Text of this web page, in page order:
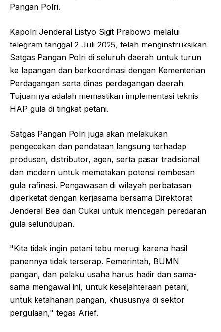
Pangan Polri.
Kapolri Jenderal Listyo Sigit Prabowo melalui
telegram tanggal 2 Juli 2025, telah menginstruksikan
Satgas Pangan Polri di seluruh daerah untuk turun
ke lapangan dan berkoordinasi dengan Kementerian
Perdagangan serta dinas perdagangan daerah.
Tujuannya adalah memastikan implementasi teknis
HAP gula di tingkat petani.
Satgas Pangan Polri juga akan melakukan
pengecekan dan pendataan langsung terhadap
produsen, distributor, agen, serta pasar tradisional
dan modern untuk memetakan potensi rembesan
gula rafinasi. Pengawasan di wilayah perbatasan
diperketat dengan kerjasama bersama Direktorat
Jenderal Bea dan Cukai untuk mencegah peredaran
gula selundupan.
"Kita tidak ingin petani tebu merugi karena hasil
panennya tidak terserap. Pemerintah, BUMN
pangan, dan pelaku usaha harus hadir dan sama-
sama mengawal ini, untuk kesejahteraan petani,
untuk ketahanan pangan, khususnya di sektor
pergulaan," tegas Arief.